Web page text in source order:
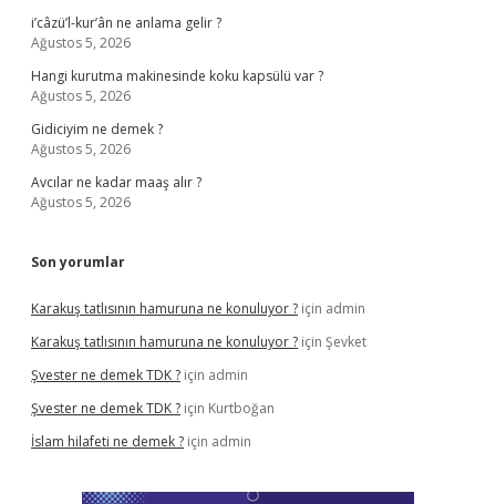
i’câzü’l-kur’ân ne anlama gelir ?
Ağustos 5, 2026
Hangi kurutma makinesinde koku kapsülü var ?
Ağustos 5, 2026
Gidiciyim ne demek ?
Ağustos 5, 2026
Avcılar ne kadar maaş alır ?
Ağustos 5, 2026
Son yorumlar
Karakuş tatlısının hamuruna ne konuluyor ? için admin
Karakuş tatlısının hamuruna ne konuluyor ? için Şevket
Şvester ne demek TDK ? için admin
Şvester ne demek TDK ? için Kurtboğan
İslam hilafeti ne demek ? için admin